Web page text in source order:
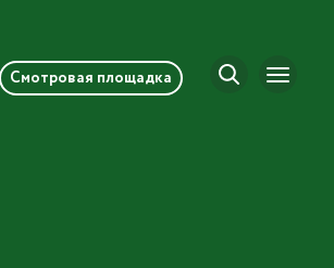
Смотровая площадка